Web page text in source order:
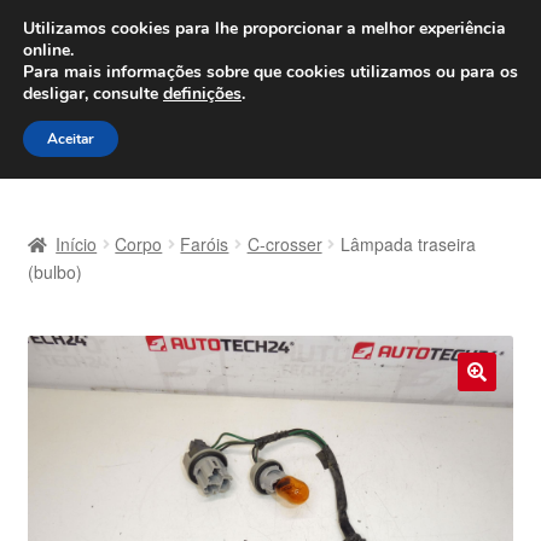
ENVIO a partir de 7 EUR
Seg-Sex, das 9h às 16h800 500 967
Ir
para
a
Saltar
para
o
Carrinho
Contato
Envio para todo o planeta
Início Corpo Faróis C-crosser
Lâmpada traseira
(bulbo)
🔍
Utilizamos cookies para lhe proporcionar a melhor experiência
online.
Para mais informações sobre que cookies utilizamos ou para os
desligar, consulte definições.
Aceitar